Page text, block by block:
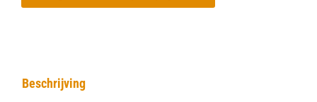
Beschrijving